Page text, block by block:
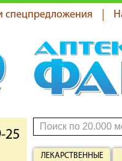
спецпредложения
25
ЛЕКАРСТВЕННЫЕ